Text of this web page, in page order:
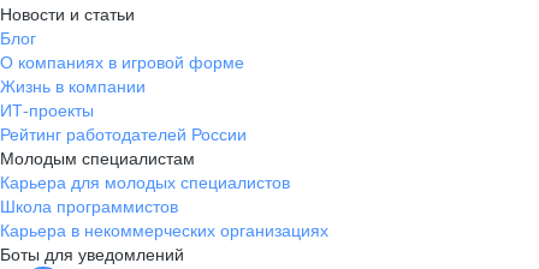
Новости и статьи
Блог
О компаниях в игровой форме
Жизнь в компании
ИТ-проекты
Рейтинг работодателей России
Молодым специалистам
Карьера для молодых специалистов
Школа программистов
Карьера в некоммерческих организациях
Боты для уведомлений